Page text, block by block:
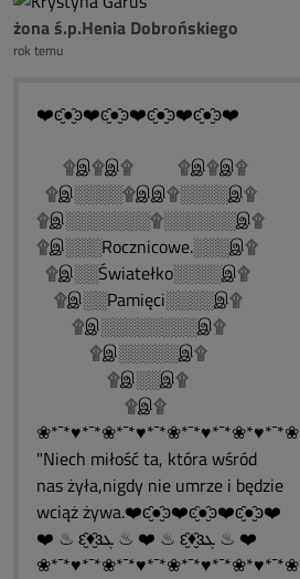
żona ś.p.Henia Dobrońskiego
rok temu
❤️ͼ̮̑●̮̑ͽ❤️ͼ̮̑●̮̑ͽ❤️ͼ̮̑●̮̑ͽ❤️ͼ̮̑●̮̑ͽ❤️
۩இ۩இ۩ ۩இ۩இ۩
۩இ░░░░۩இஇ۩░░░░இ۩
۩இ░░░░░░░۩░░░░░░இ۩
۩இ░░░Rocznicowe.░░░இ۩
۩இ░░Światełko░░░░இ۩
۩இ░░Pamięci░░░░இ۩
۩இ░░░░░░░░இ۩
۩இ░░░░░இ۩
۩இ░░இ۩
۩இ۩
❀*¯*♥*¯*❀*¯*♥*¯*❀*¯*♥*¯*❀*♥*¯*❀
"Niech miłość ta, która wśród
nas żyła,nigdy nie umrze i będzie
wciąż żywa.❤️ͼ̮̑●̮̑ͽ❤️ͼ̮̑●̮̑ͽ❤️ͼ̮̑●̮̑ͽ❤️
❤️ ♨ ԑ̮̑♦̮̑ɜܓ ♨ ❤️ ♨ ԑ̮̑♦̮̑ɜܓ ♨ ❤️
❀*¯*♥*¯*❀*¯*♥*¯*❀*¯*♥*¯*❀*♥*¯*❀